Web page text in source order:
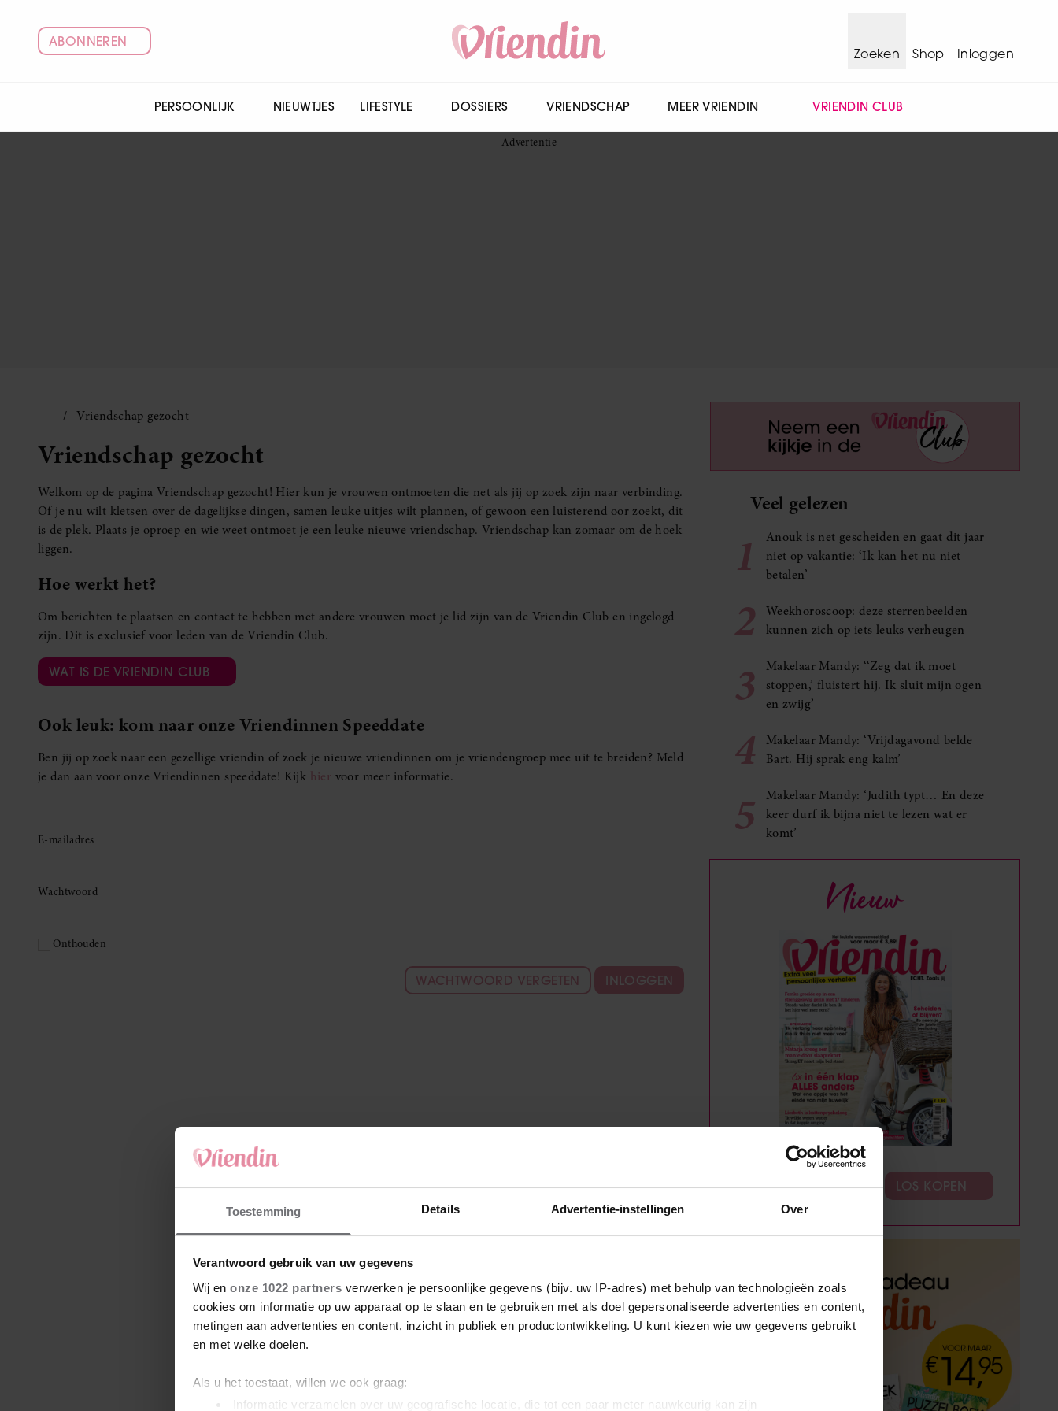
Toestemming Details Advertentie-instellingen Over
Verantwoord gebruik van uw gegevens
Wij en onze 1022 partners verwerken je persoonlijke gegevens (bijv. uw IP-adres) met behulp van technologieën zoals
cookies om informatie op uw apparaat op te slaan en te gebruiken met als doel gepersonaliseerde advertenties en content,
metingen aan advertenties en content, inzicht in publiek en productontwikkeling. U kunt kiezen wie uw gegevens gebruikt
en met welke doelen.
Als u het toestaat, willen we ook graag:
Informatie verzamelen over uw geografische locatie, die tot een paar meter nauwkeurig kan zijn
ABONNEREN
Zoeken
Shop Inloggen
PERSOONLIJK NIEUWTJES LIFESTYLE DOSSIERS VRIENDSCHAP MEER VRIENDIN VRIENDIN CLUB
Vriendschap gezocht
Vriendschap gezocht
Welkom op de pagina Vriendschap gezocht! Hier kun je vrouwen ontmoeten die net als jij op zoek zijn naar verbinding.
Of je nu wilt kletsen over de dagelijkse dingen, samen leuke uitjes wilt plannen, of gewoon een luisterend oor zoekt, dit
is de plek. Plaats je oproep en wie weet ontmoet je een leuke nieuwe vriendschap. Vriendschap kan zomaar om de hoek
liggen.
Hoe werkt het?
Om berichten te plaatsen en contact te hebben met andere vrouwen moet je lid zijn van de Vriendin Club en ingelogd
zijn. Dit is exclusief voor leden van de Vriendin Club.
WAT IS DE VRIENDIN CLUB
Ook leuk: kom naar onze Vriendinnen Speeddate
Ben jij op zoek naar een gezellige vriendin of zoek je nieuwe vriendinnen om je vriendengroep mee uit te breiden? Meld
je dan aan voor onze Vriendinnen speeddate! Kijk hier voor meer informatie.
E-mailadres
Wachtwoord
Onthouden
WACHTWOORD VERGETEN INLOGGEN
Veel gelezen
1
Anouk is net gescheiden en gaat dit jaar
niet op vakantie: ‘Ik kan het nu niet
betalen’
2
Weekhoroscoop: deze sterrenbeelden
kunnen zich op iets leuks verheugen
3
Makelaar Mandy: ‘‘Zeg dat ik moet
stoppen,’ fluistert hij. Ik sluit mijn ogen
en zwijg’
4
Makelaar Mandy: ‘Vrijdagavond belde
Bart. Hij sprak eng kalm’
5
Makelaar Mandy: ‘Judith typt… En deze
keer durf ik bijna niet te lezen wat er
komt’
Nieuw
ABONNEREN LOS KOPEN